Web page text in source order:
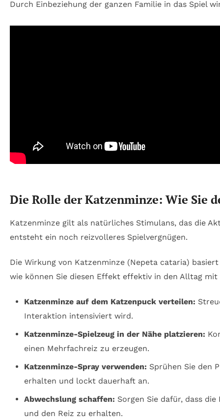
Durch Einbeziehung der ganzen Familie in das Spiel
Die Rolle der Katzenminze: Wie Sie
Katzenminze gilt als natürliches Stimulans, das die
entsteht ein noch reizvolleres Spielvergnügen.
Die Wirkung von Katzenminze (Nepeta cataria)
wie können Sie diesen Effekt effektiv in den Alltag
Katzenminze auf dem Katzenpuck verteilen:
Interaktion intensiviert wird.
Katzenminze-Spielzeug in der Nähe platzieren:
einen Mehrfachreiz zu erzeugen.
Katzenminze-Spray verwenden: Sprühen Sie den
erhalten und lockt dauerhaft an.
Abwechslung schaffen: Sorgen Sie dafür, dass
und den Reiz zu erhalten.